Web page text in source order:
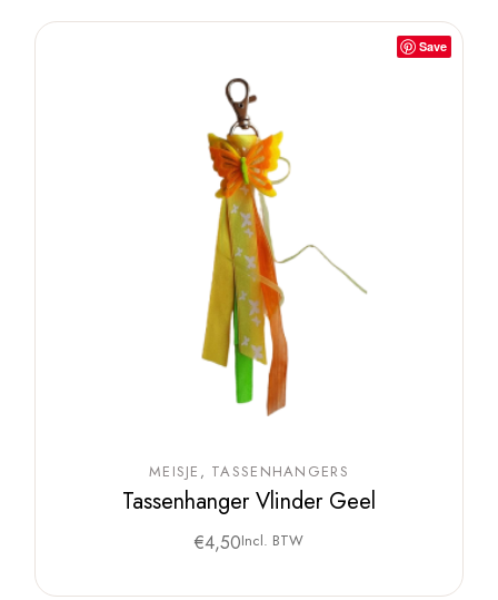
Save
MEISJE TASSENHANGERS
Tassenhanger Vlinder Geel
€4,50Incl. BTW